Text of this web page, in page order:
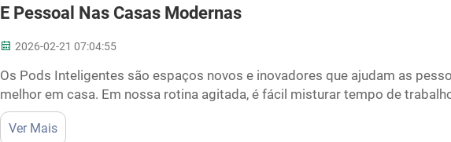
E Pessoal Nas Casas Modernas
2026-02-21 07:04:55
Os Pods Inteligentes são espaços novos e inovadores que ajudam as
melhor em casa. Em nossa rotina agitada, é fácil misturar tempo de
pessoal, o que nos deixa cansados e estressados. A Cyspace desenvolveu
Inteligentes para resolver esse problema. Esses espaços de trabalho
Ver Mais